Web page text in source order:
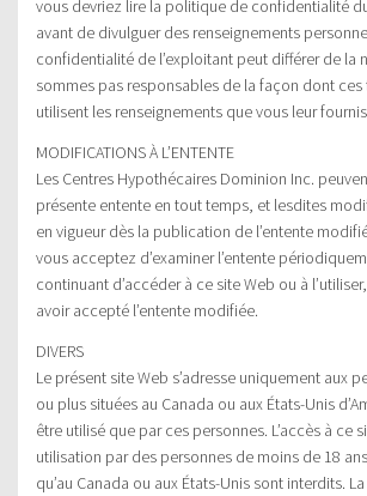
vous devriez lire la politique de confidentialité
avant de divulguer des renseignements
confidentialité de l’exploitant peut différer de la
sommes pas responsables de la façon dont
utilisent les renseignements que vous leur
MODIFICATIONS À L’ENTENTE
Les Centres Hypothécaires Dominion Inc.
présente entente en tout temps, et lesdites
en vigueur dès la publication de l’entente
vous acceptez d’examiner l’entente
continuant d’accéder à ce site Web ou à
avoir accepté l’entente modifiée.
DIVERS
Le présent site Web s’adresse uniquement aux
ou plus situées au Canada ou aux États-Unis
être utilisé que par ces personnes. L’accès à ce
utilisation par des personnes de moins de 18
qu’au Canada ou aux États-Unis sont interdits.